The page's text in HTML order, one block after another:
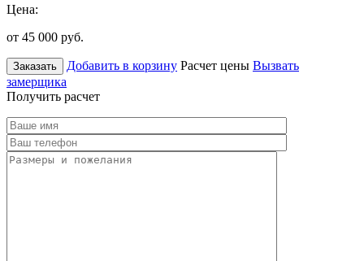
Цена:
от 45 000 руб.
Заказать Добавить в корзину Расчет цены Вызвать
замерщика
Получить расчет